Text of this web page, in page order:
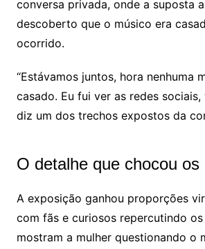
conversa privada, onde a suposta
descoberto que o músico era
ocorrido.
“Estávamos juntos, hora nenhuma
casado. Eu fui ver as redes sociais,
diz um dos trechos expostos da
O detalhe que chocou os
A exposição ganhou proporções
com fãs e curiosos repercutindo
mostram a mulher questionando o